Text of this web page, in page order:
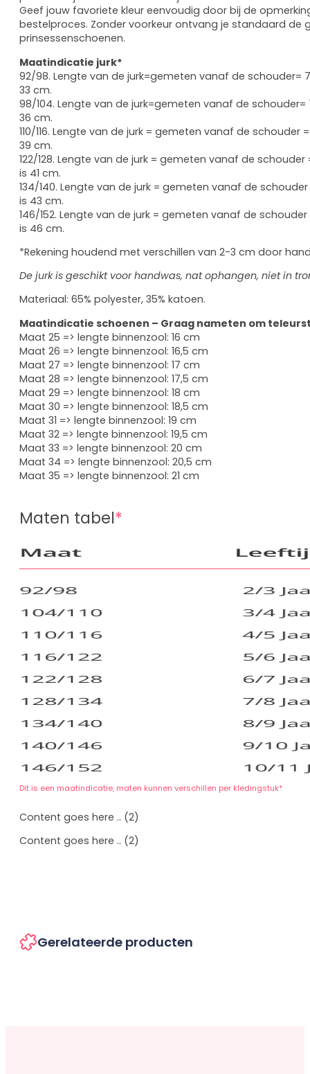
Geef jouw favoriete kleur eenvoudig door bij de
bestelproces. Zonder voorkeur ontvang je standaard de
prinsessenschoenen.
Maatindicatie jurk*
92/98. Lengte van de jurk=gemeten vanaf de schouder=
33 cm.
98/104. Lengte van de jurk=gemeten vanaf de
36 cm.
110/116. Lengte van de jurk = gemeten vanaf de schouder
39 cm.
122/128. Lengte van de jurk = gemeten vanaf de
is 41 cm.
134/140. Lengte van de jurk = gemeten vanaf de
is 43 cm.
146/152. Lengte van de jurk = gemeten vanaf de
is 46 cm.
*Rekening houdend met verschillen van 2-3 cm door
De jurk is geschikt voor handwas, nat ophangen, niet in
Materiaal: 65% polyester, 35% katoen.
Maatindicatie schoenen – Graag nameten om
Maat 25 => lengte binnenzool: 16 cm
Maat 26 => lengte binnenzool: 16,5 cm
Maat 27 => lengte binnenzool: 17 cm
Maat 28 => lengte binnenzool: 17,5 cm
Maat 29 => lengte binnenzool: 18 cm
Maat 30 => lengte binnenzool: 18,5 cm
Maat 31 => lengte binnenzool: 19 cm
Maat 32 => lengte binnenzool: 19,5 cm
Maat 33 => lengte binnenzool: 20 cm
Maat 34 => lengte binnenzool: 20,5 cm
Maat 35 => lengte binnenzool: 21 cm
Maten tabel*
Dit is een maatindicatie, maten kunnen verschillen per kledingstuk*
Content goes here .. (2)
Content goes here .. (2)
Gerelateerde producten